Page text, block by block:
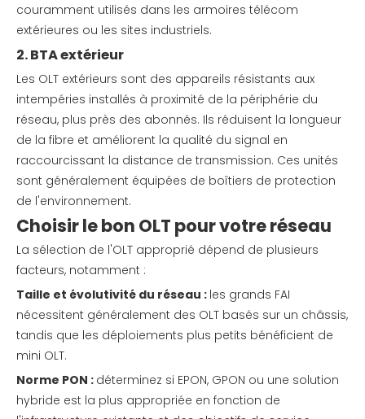
couramment utilisés dans les armoires télécom
extérieures ou les sites industriels.
2. BTA extérieur
Les OLT extérieurs sont des appareils résistants aux
intempéries installés à proximité de la périphérie du
réseau, plus près des abonnés. Ils réduisent la longueur
de la fibre et améliorent la qualité du signal en
raccourcissant la distance de transmission. Ces unités
sont généralement équipées de boîtiers de protection
de l'environnement.
Choisir le bon OLT pour votre réseau
La sélection de l'OLT approprié dépend de plusieurs
facteurs, notamment :
Taille et évolutivité du réseau : les grands FAI
nécessitent généralement des OLT basés sur un châssis,
tandis que les déploiements plus petits bénéficient de
mini OLT.
Norme PON : déterminez si EPON, GPON ou une solution
hybride est la plus appropriée en fonction de